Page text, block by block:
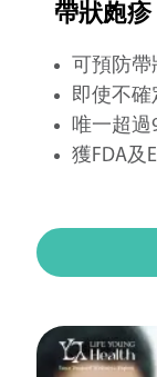
帶狀皰疹
可預防帶
即使不
唯一超過
獲FDA及